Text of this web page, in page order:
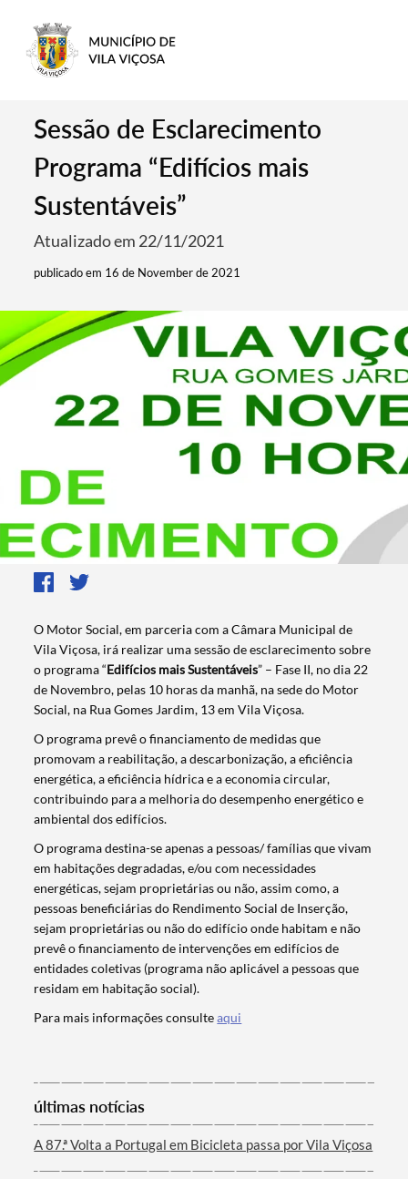
Categorias gerais
Sessão de Esclarecimento
Programa “Edifícios mais
Sustentáveis”
Atualizado em 22/11/2021
publicado em 16 de November de 2021
O Motor Social, em parceria com a Câmara Municipal de
Vila Viçosa, irá realizar uma sessão de esclarecimento sobre
o programa “Edifícios mais Sustentáveis” – Fase II, no dia 22
de Novembro, pelas 10 horas da manhã, na sede do Motor
Social, na Rua Gomes Jardim, 13 em Vila Viçosa.
O programa prevê o financiamento de medidas que
promovam a reabilitação, a descarbonização, a eficiência
energética, a eficiência hídrica e a economia circular,
contribuindo para a melhoria do desempenho energético e
ambiental dos edifícios.
O programa destina-se apenas a pessoas/ famílias que vivam
em habitações degradadas, e/ou com necessidades
energéticas, sejam proprietárias ou não, assim como, a
pessoas beneficiárias do Rendimento Social de Inserção,
sejam proprietárias ou não do edifício onde habitam e não
prevê o financiamento de intervenções em edifícios de
entidades coletivas (programa não aplicável a pessoas que
residam em habitação social).
Para mais informações consulteaqui
últimas notícias
A 87.ª Volta a Portugal em Bicicleta passa por Vila Viçosa